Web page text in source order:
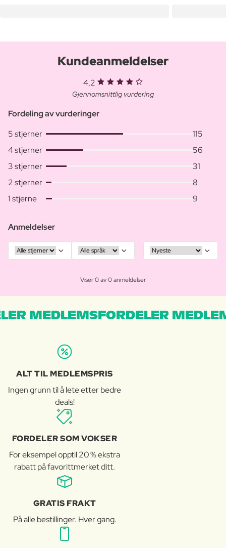
Kundeanmeldelser
4,2
Gjennomsnittlig vurdering
Fordeling av vurderinger
5 stjerner
115
4 stjerner
56
3 stjerner
31
2 stjerner
8
1 stjerne
9
Anmeldelser
Viser 0 av 0 anmeldelser
MEDLEMSFORDELER
ALT TIL MEDLEMSPRIS
Ingen grunn til å lete etter bedre
deals!
FORDELER SOM VOKSER
For eksempel opptil 20 % ekstra
rabatt på favorittmerket ditt.
GRATIS FRAKT
På alle bestillinger. Hver gang.